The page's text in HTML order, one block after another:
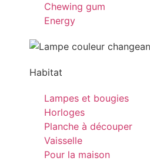
Chewing gum
Energy
Habitat
Lampes et bougies
Horloges
Planche à découper
Vaisselle
Pour la maison